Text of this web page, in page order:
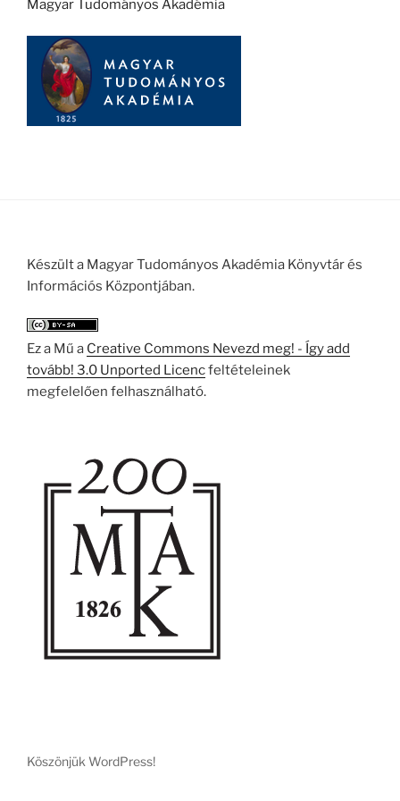
Magyar Tudományos Akadémia
Készült a Magyar Tudományos Akadémia Könyvtár és
Információs Központjában.
Ez a Mű a Creative Commons Nevezd meg! - Így add
tovább! 3.0 Unported Licencfeltételeinek
megfelelően felhasználható.
Köszönjük WordPress!